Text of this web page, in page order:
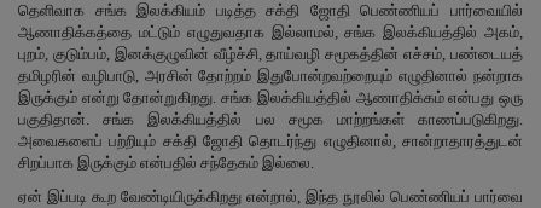
தெளிவாக சங்க இலக்கியம் படித்த சக்தி ஜோதி பெண்ணியப் பார்வையில்
ஆணாதிக்கத்தை மட்டும் எழுதுவதாக இல்லாமல், சங்க இலக்கியத்தில் அகம்,
புறம், குடும்பம், இனக்குழுவின் வீழ்ச்சி, தாய்வழி சமூகத்தின் எச்சம், பண்டையத்
தமிழரின் வழிபாடு, அரசின் தோற்றம் இதுபோன்றவற்றையும் எழுதினால் நன்றாக
இருக்கும் என்று தோன்றுகிறது. சங்க இலக்கியத்தில் ஆணாதிக்கம் என்பது ஒரு
பகுதிதான். சங்க இலக்கியத்தில் பல சமூக மாற்றங்கள் காணப்படுகிறது.
அவைகளைப் பற்றியும் சக்தி ஜோதி தொடர்ந்து எழுதினால், சான்றாதாரத்துடன்
சிறப்பாக இருக்கும் என்பதில் சந்தேகம் இல்லை.
ஏன் இப்படி கூற வேண்டியிருக்கிறது என்றால், இந்த நூலில் பெண்ணியப் பார்வை